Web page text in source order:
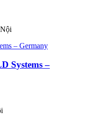
Systems –